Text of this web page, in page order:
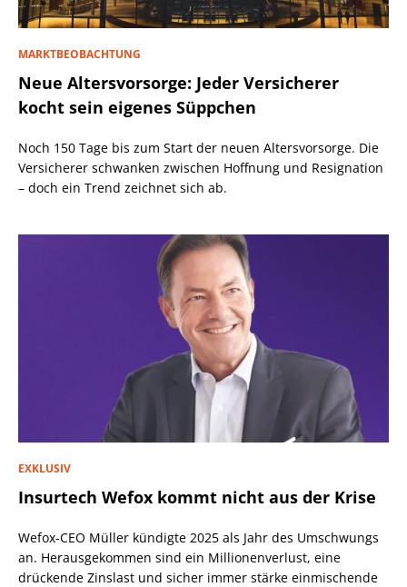
MARKTBEOBACHTUNG
Neue Altersvorsorge: Jeder Versicherer
kocht sein eigenes Süppchen
Noch 150 Tage bis zum Start der neuen Altersvorsorge. Die
Versicherer schwanken zwischen Hoffnung und Resignation
– doch ein Trend zeichnet sich ab.
EXKLUSIV
Insurtech Wefox kommt nicht aus der Krise
Wefox-CEO Müller kündigte 2025 als Jahr des Umschwungs
an. Herausgekommen sind ein Millionenverlust, eine
drückende Zinslast und sicher immer stärke einmischende